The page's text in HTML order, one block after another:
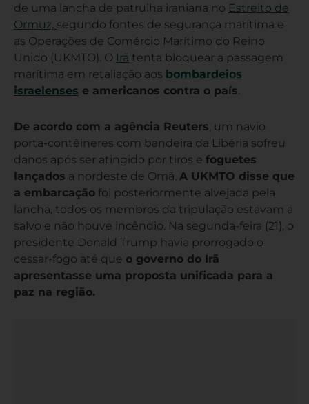
de uma lancha de patrulha iraniana no Estreito de
Ormuz, segundo fontes de segurança marítima e
as Operações de Comércio Marítimo do Reino
Unido (UKMTO). O Irã tenta bloquear a passagem
marítima em retaliação aos bombardeios
israelenses e americanos contra o país.
De acordo com a agência Reuters, um navio
porta-contêineres com bandeira da Libéria sofreu
danos após ser atingido por tiros e foguetes
lançados a nordeste de Omã. A UKMTO disse que
a embarcação foi posteriormente alvejada pela
lancha, todos os membros da tripulação estavam a
salvo e não houve incêndio. Na segunda-feira (21), o
presidente Donald Trump havia prorrogado o
cessar-fogo até que o governo do Irã
apresentasse uma proposta unificada para a
paz na região.